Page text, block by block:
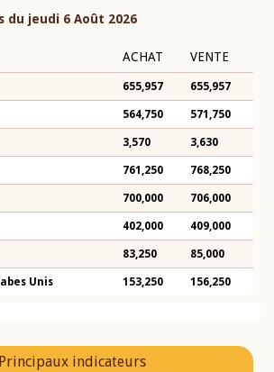
du jeudi 6 Août 2026
ACHAT VENTE
655,957 655,957
564,750 571,750
3,570 3,630
761,250 768,250
700,000 706,000
402,000 409,000
83,250 85,000
Unis 153,250 156,250
Principaux indicateurs